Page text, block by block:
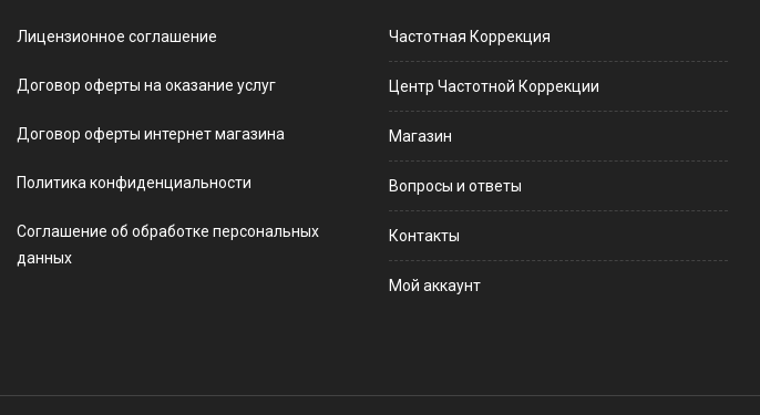
Лицензионное соглашение
Договор оферты на оказание услуг
Договор оферты интернет магазина
Политика конфиденциальности
Соглашение об обработке персональных
данных
Частотная Коррекция
Центр Частотной Коррекции
Магазин
Вопросы и ответы
Контакты
Мой аккаунт